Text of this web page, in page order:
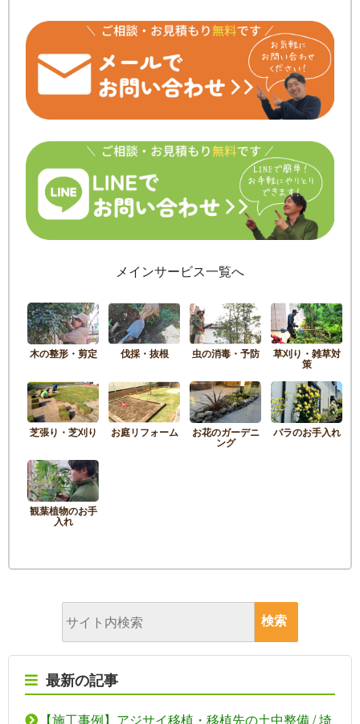
メインサービス一覧へ
木の整形・剪定 伐採・抜根 虫の消毒・予防 草刈り・雑草対
策
芝張り・芝刈り お庭リフォーム お花のガーデニ
ング
バラのお手入れ
観葉植物のお手
入れ
最新の記事
【施工事例】アジサイ移植・移植先の土中整備 / 埼